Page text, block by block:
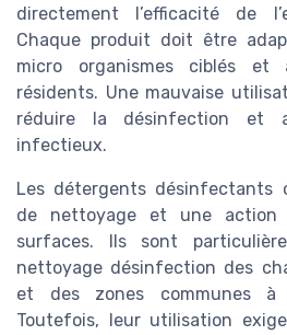
directement l’efficacité de
Chaque produit doit être
micro organismes ciblés et
résidents. Une mauvaise
réduire la désinfection et
infectieux.
Les détergents désinfectants
de nettoyage et une action
surfaces. Ils sont
nettoyage désinfection des
et des zones communes à
Toutefois, leur utilisation